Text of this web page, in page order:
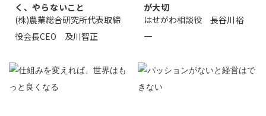
く、やらないこと
(株)農業総合研究所代表取締
役会長CEO 及川智正
が大切
はせがわ相談役 長谷川裕
一